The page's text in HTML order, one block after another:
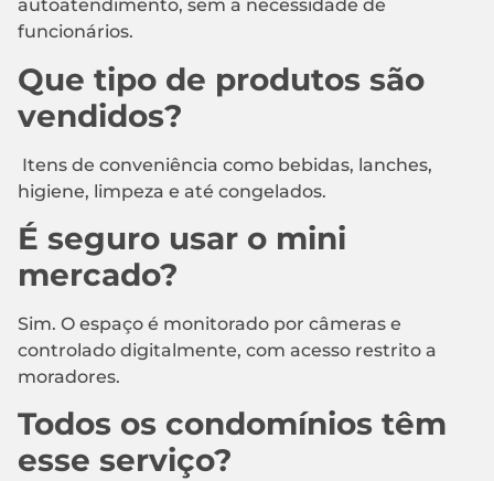
autoatendimento, sem a necessidade de
funcionários.
Que tipo de produtos são
vendidos?
Itens de conveniência como bebidas, lanches,
higiene, limpeza e até congelados.
É seguro usar o mini
mercado?
Sim. O espaço é monitorado por câmeras e
controlado digitalmente, com acesso restrito a
moradores.
Todos os condomínios têm
esse serviço?